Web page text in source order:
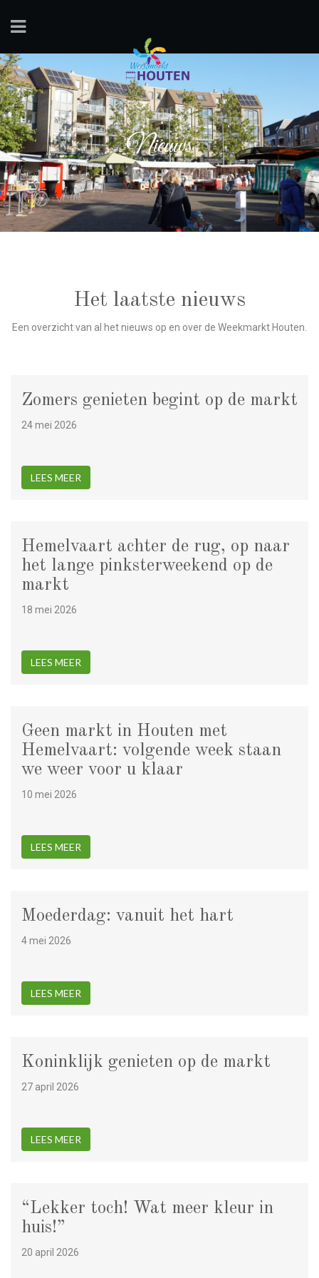
Nieuws
Het laatste nieuws
Een overzicht van al het nieuws op en over de Weekmarkt Houten.
Zomers genieten begint op de markt
24 mei 2026
LEES MEER
Hemelvaart achter de rug, op naar
het lange pinksterweekend op de
markt
18 mei 2026
LEES MEER
Geen markt in Houten met
Hemelvaart: volgende week staan
we weer voor u klaar
10 mei 2026
LEES MEER
Moederdag: vanuit het hart
4 mei 2026
LEES MEER
Koninklijk genieten op de markt
27 april 2026
LEES MEER
“Lekker toch! Wat meer kleur in
huis!”
20 april 2026